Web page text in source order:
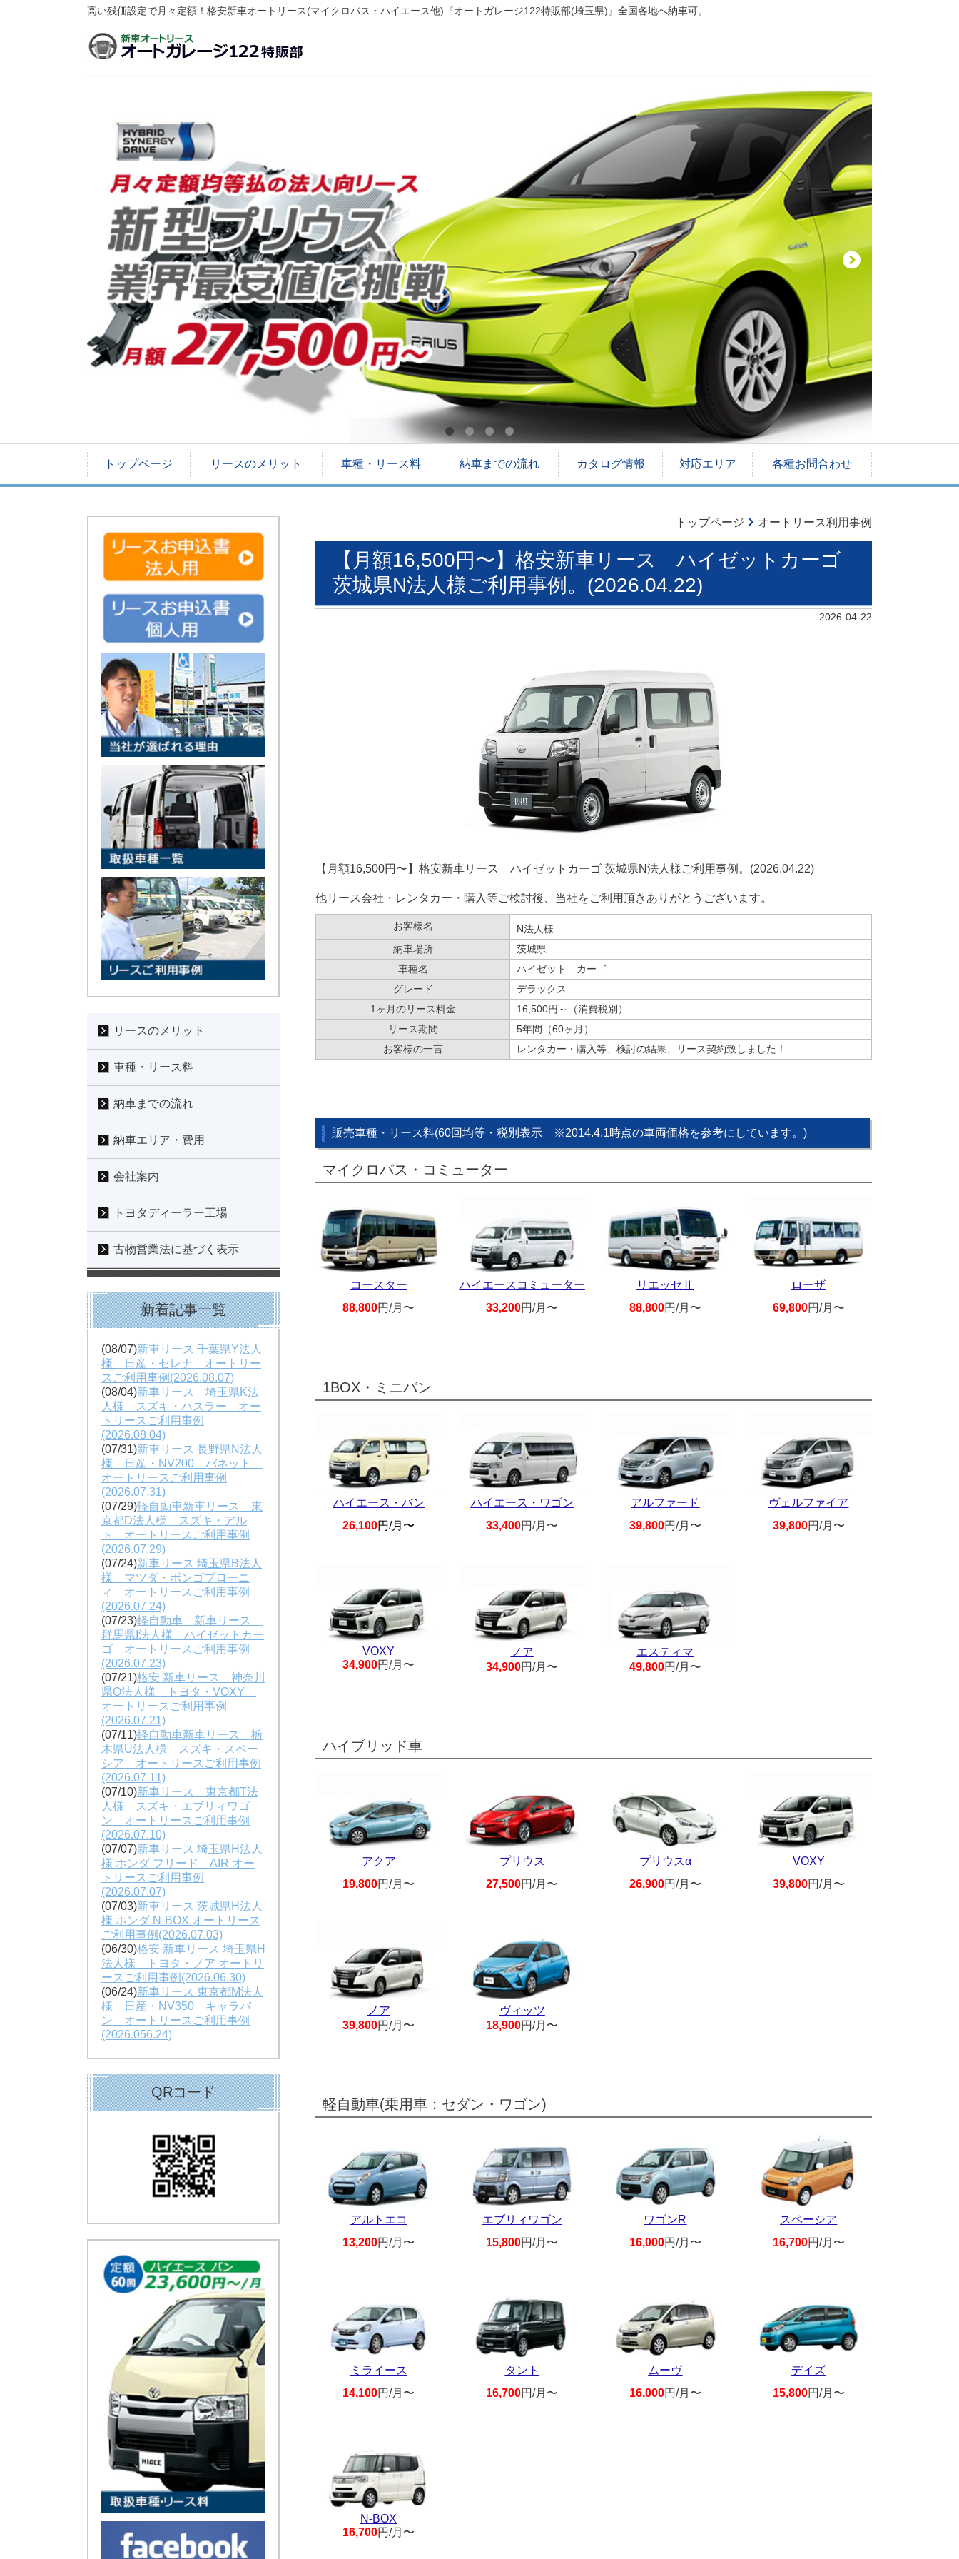
高い残価設定で月々定額！格安新車オートリース(マイクロバス・ハイエース他)『オートガレージ122特販部(埼玉県)』全国各地へ納車可。
トップページ リースのメリット 車種・リース料 納車までの流れ カタログ情報 対応エリア 各種お問合わせ
トップページ オートリース利用事例
【月額16,500円〜】格安新車リース ハイゼットカーゴ
茨城県N法人様ご利用事例。(2026.04.22)
2026-04-22
【月額16,500円〜】格安新車リース ハイゼットカーゴ 茨城県N法人様ご利用事例。(2026.04.22)
他リース会社・レンタカー・購入等ご検討後、当社をご利用頂きありがとうございます。
お客様名 N法人様
納車場所
茨城県
車種名
ハイゼット カーゴ
グレード
デラックス
1ヶ月のリース料金
16,500円～（消費税別）
リース期間
5年間（60ヶ月）
お客様の一言
レンタカー・購入等、検討の結果、リース契約致しました！
販売車種・リース料(60回均等・税別表示 ※2014.4.1時点の車両価格を参考にしています。)
マイクロバス・コミューター
コースター
88,800円/月〜
ハイエースコミューター
33,200円/月〜
リエッセⅡ
88,800円/月〜
ローザ
69,800円/月〜
1BOX・ミニバン
ハイエース・バン
26,100円/月〜
ハイエース・ワゴン
33,400円/月〜
アルファード
39,800円/月〜
ヴェルファイア
39,800円/月〜
VOXY
34,900円/月〜
ノア
34,900円/月〜
エスティマ
49,800円/月〜
ハイブリッド車
アクア
19,800円/月〜
プリウス
27,500円/月〜
プリウスα
26,900円/月〜
VOXY
39,800円/月〜
ノア
39,800円/月〜
ヴィッツ
18,900円/月〜
軽自動車(乗用車：セダン・ワゴン)
アルトエコ
13,200円/月〜
エブリィワゴン
15,800円/月〜
ワゴンR
16,000円/月〜
スペーシア
16,700円/月〜
ミライース
14,100円/月〜
タント
16,700円/月〜
ムーヴ
16,000円/月〜
デイズ
15,800円/月〜
N-BOX
16,700円/月〜
リースのメリット
車種・リース料
納車までの流れ
納車エリア・費用
会社案内
トヨタディーラー工場
古物営業法に基づく表示
新着記事一覧
(08/07)新車リース 千葉県Y法人
様 日産・セレナ オートリー
スご利用事例(2026.08.07)
(08/04)新車リース 埼玉県K法
人様 スズキ・ハスラー オー
トリースご利用事例
(2026.08.04)
(07/31)新車リース 長野県N法人
様 日産・NV200 バネット
オートリースご利用事例
(2026.07.31)
(07/29)軽自動車新車リース 東
京都D法人様 スズキ・アル
ト オートリースご利用事例
(2026.07.29)
(07/24)新車リース 埼玉県B法人
様 マツダ・ボンゴブローニ
ィ オートリースご利用事例
(2026.07.24)
(07/23)軽自動車 新車リース
群馬県I法人様 ハイゼットカー
ゴ オートリースご利用事例
(2026.07.23)
(07/21)格安 新車リース 神奈川
県O法人様 トヨタ・VOXY
オートリースご利用事例
(2026.07.21)
(07/11)軽自動車新車リース 栃
木県U法人様 スズキ・スペー
シア オートリースご利用事例
(2026.07.11)
(07/10)新車リース 東京都T法
人様 スズキ・エブリィワゴ
ン オートリースご利用事例
(2026.07.10)
(07/07)新車リース 埼玉県H法人
様 ホンダ フリード AIR オー
トリースご利用事例
(2026.07.07)
(07/03)新車リース 茨城県H法人
様 ホンダ N-BOX オートリース
ご利用事例(2026.07.03)
(06/30)格安 新車リース 埼玉県H
法人様 トヨタ・ノア オートリ
ースご利用事例(2026.06.30)
(06/24)新車リース 東京都M法人
様 日産・NV350 キャラバ
ン オートリースご利用事例
(2026.056.24)
QRコード